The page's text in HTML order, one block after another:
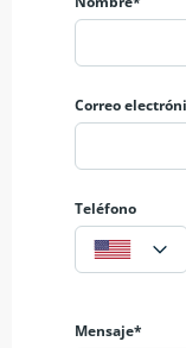
alquiler
Encuentra más en
Correo
Teléfono
Mensaje*